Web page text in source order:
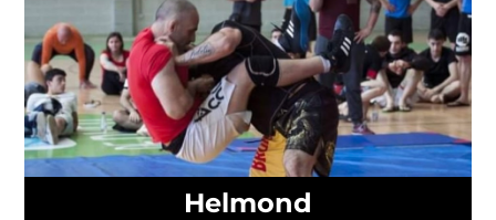
Helmond